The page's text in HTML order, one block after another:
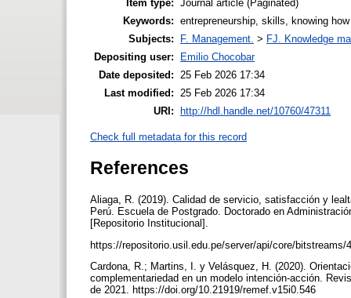
Item type: Journal article (Paginated)
Keywords: entrepreneurship, skills, knowing
Subjects:
F. Management. > FJ. Knowledge
Depositing user:
Emilio Chocobar
Date deposited:
25 Feb 2026 17:34
Last modified:
25 Feb 2026 17:34
URI:
http://hdl.handle.net/10760/47311
Check full metadata for this record
References
Aliaga, R. (2019). Calidad de servicio, satisfacción y
Perú. Escuela de Postgrado. Doctorado en
[Repositorio Institucional].
https://repositorio.usil.edu.pe/server/api/core/
Cardona, R.; Martins, I. y Velásquez, H. (2020).
complementariedad en un modelo intención-acción.
de 2021. https://doi.org/10.21919/remef.v15i0.546